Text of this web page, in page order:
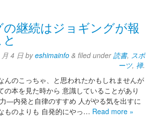
継続はジョギングが報
4 日 byeshimainfo & filed under読書, スポ
ーツ, 禅.
んのこっちゃ、と思われたかもしれませんが
の本を見た時から 意識していることがあり
―内発と自律のすすめ 人がやる気を出すに
ものよりも 自発的にやっ… Read more »